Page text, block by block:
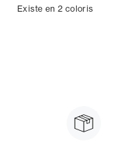
Existe en 2 coloris